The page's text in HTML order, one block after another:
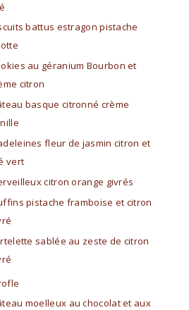
battus estragon pistache
au géranium Bourbon et
citron
basque citronné crème
fleur de jasmin citron et
vert
citron orange givrés
pistache framboise et citron
sablée au zeste de citron
moelleux au chocolat et aux